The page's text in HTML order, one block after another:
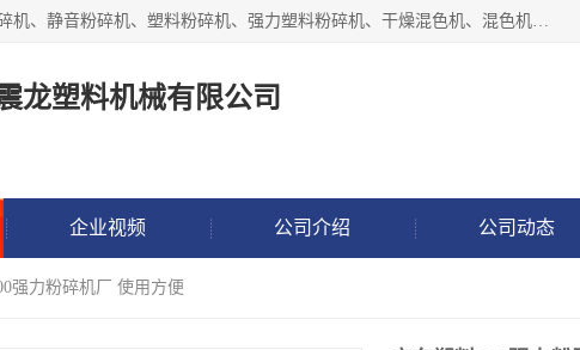
汕头经济特区震龙塑料机械有限公司专注于制造强力粉碎机、静音粉碎机、塑料粉碎机、强力塑料粉碎机、干燥混色机、混色机、冷水机、上料机等塑料辅助机械。
龙塑料机械有限公司
企业视频 公司介绍 公司动态
强力粉碎机厂 使用方便